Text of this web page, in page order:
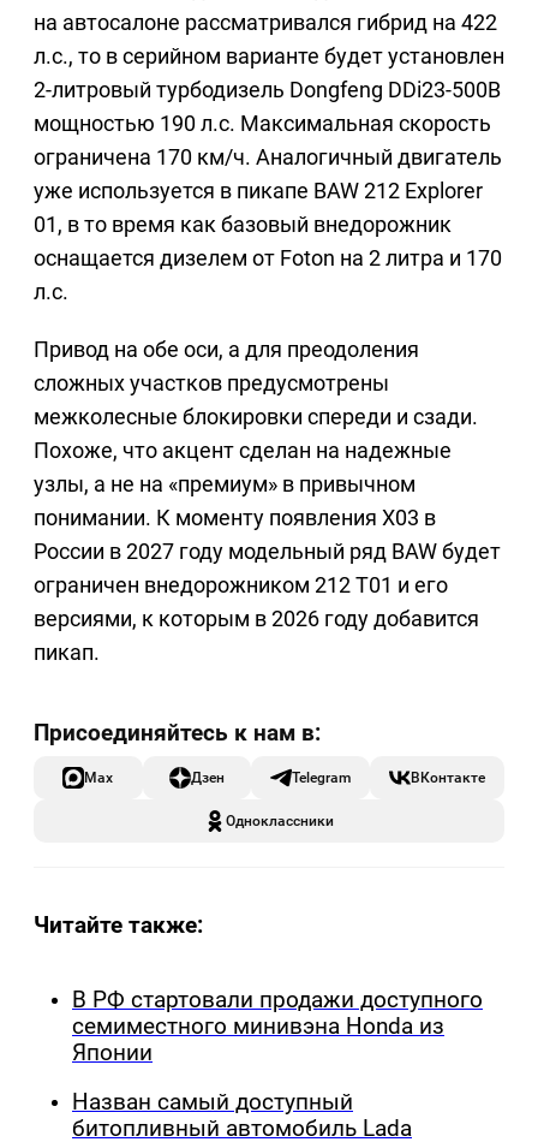
на автосалоне рассматривался гибрид на 422
л.с., то в серийном варианте будет установлен
2-литровый турбодизель Dongfeng DDi23-500B
мощностью 190 л.с. Максимальная скорость
ограничена 170 км/ч. Аналогичный двигатель
уже используется в пикапе BAW 212 Explorer
01, в то время как базовый внедорожник
оснащается дизелем от Foton на 2 литра и 170
л.с.
Привод на обе оси, а для преодоления
сложных участков предусмотрены
межколесные блокировки спереди и сзади.
Похоже, что акцент сделан на надежные
узлы, а не на «премиум» в привычном
понимании. К моменту появления X03 в
России в 2027 году модельный ряд BAW будет
ограничен внедорожником 212 T01 и его
версиями, к которым в 2026 году добавится
пикап.
Max Дзен Telegram ВКонтакте
Одноклассники
Читайте также:
В РФ стартовали продажи доступного
семиместного минивэна Honda из
Японии
Назван самый доступный
битопливный автомобиль Lada